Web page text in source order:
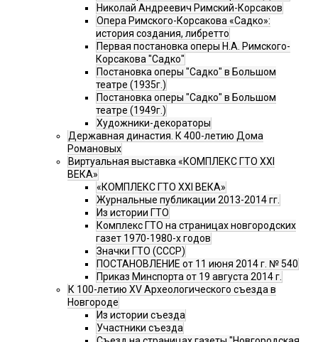
Николай Андреевич Римский-Корсаков
Опера Римского-Корсакова «Садко»:
история создания, либретто
Первая постановка оперы Н.А. Римского-
Корсакова "Садко"
Постановка оперы "Садко" в Большом
театре (1935г.)
Постановка оперы "Садко" в Большом
театре (1949г.)
Художники-декораторы
Державная династия. К 400-летию Дома
Романовых
Виртуальная выставка «КОМПЛЕКС ГТО XXI
ВЕКА»
«КОМПЛЕКС ГТО XXI ВЕКА»
Журнальные публикации 2013-2014 гг.
Из истории ГТО
Комплекс ГТО на страницах новгородских
газет 1970-1980-х годов
Значки ГТО (СССР)
ПОСТАНОВЛЕНИЕ от 11 июня 2014 г. № 540
Приказ Минспорта от 19 августа 2014 г.
К 100-летию XV Археологического съезда в
Новгороде
Из истории съезда
Участники съезда